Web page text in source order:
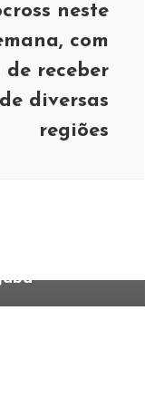
neste
com
receber
diversas
regiões
Educação